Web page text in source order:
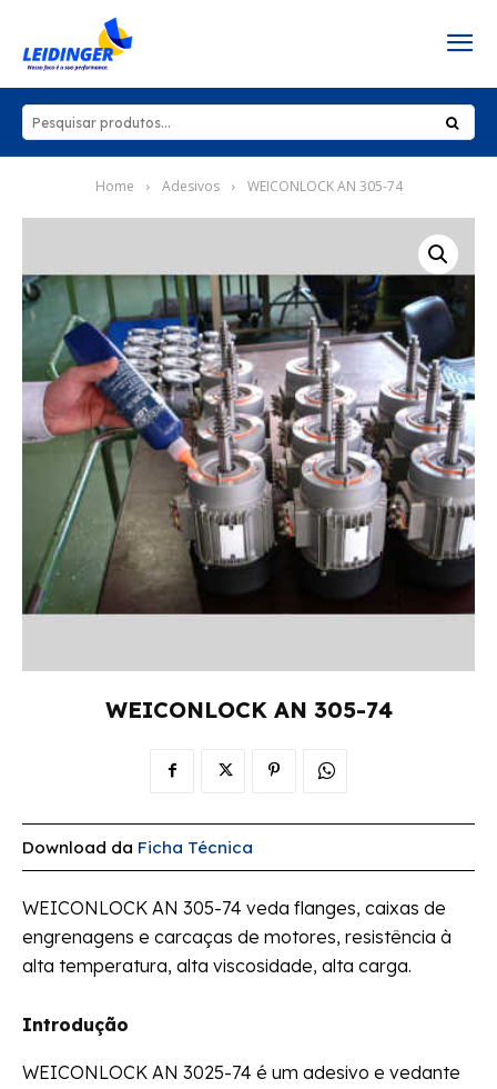
Home Adesivos WEICONLOCK AN 305-74
WEICONLOCK AN 305-74
Download da Ficha Técnica
WEICONLOCK AN 305-74 veda flanges, caixas de
engrenagens e carcaças de motores, resistência à
alta temperatura, alta viscosidade, alta carga.
Introdução
WEICONLOCK AN 3025-74 é um adesivo e vedante